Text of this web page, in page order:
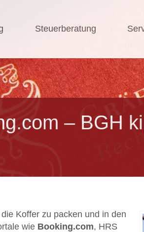
Steuerberatung
– BGH
Koffer zu packen und in den
wie Booking.com, HRS